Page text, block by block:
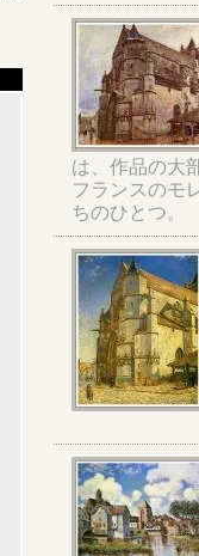
は、作品の大
フランスのモ
ちのひとつ。